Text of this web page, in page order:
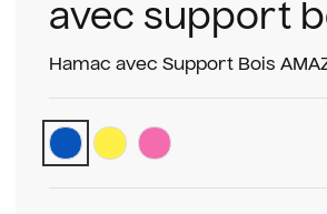
avec support
Hamac avec Support Bois